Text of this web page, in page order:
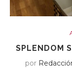
SPLENDOM
por